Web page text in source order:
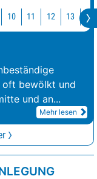
10 11 12 13 14
oft bewölkt und
und an...
Mehr lesen